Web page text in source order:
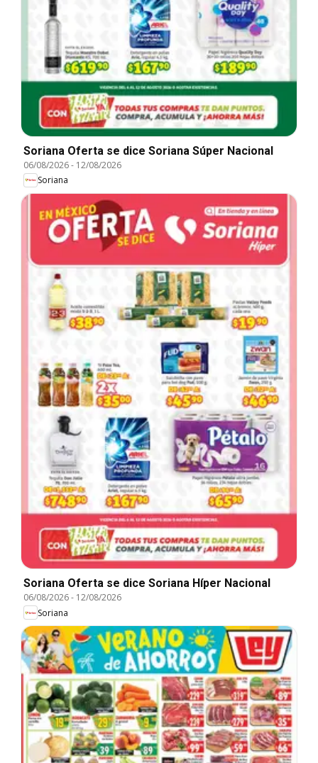
Soriana Oferta se dice Soriana Súper Nacional
06/08/2026- 12/08/2026
Soriana
Soriana Oferta se dice Soriana Híper Nacional
06/08/2026- 12/08/2026
Soriana